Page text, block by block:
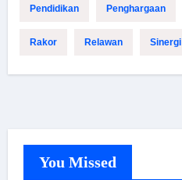
Pendidikan Penghargaan
Rakor Relawan Sinergi
You Missed